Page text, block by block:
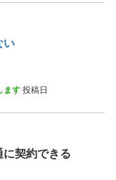
い
ます 投稿日
契約できる